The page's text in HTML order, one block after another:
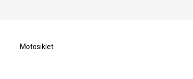
Motosiklet